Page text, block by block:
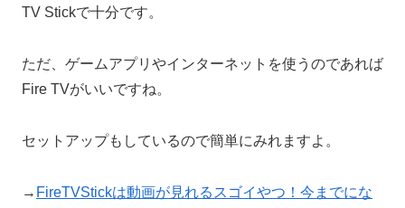
TV Stickで十分です。
ただ、ゲームアプリやインターネットを使うのであれば
Fire TVがいいですね。
セットアップもしているので簡単にみれますよ。
→ FireTVStickは動画が見れるスゴイやつ！今までにな